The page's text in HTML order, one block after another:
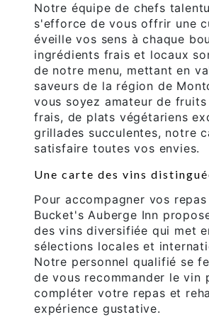
Notre équipe de chefs
s'efforce de vous offrir une
éveille vos sens à chaque
ingrédients frais et locaux
de notre menu, mettant en
saveurs de la région de
vous soyez amateur de fruits
frais, de plats végétariens
grillades succulentes, notre
satisfaire toutes vos envies.
Une carte des vins
Pour accompagner vos
Bucket's Auberge Inn
des vins diversifiée qui met
sélections locales et
Notre personnel qualifié se
de vous recommander le vin
compléter votre repas et
expérience gustative.